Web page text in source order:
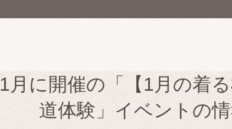
1月に開催の「【1月の着
道体験」イベントの